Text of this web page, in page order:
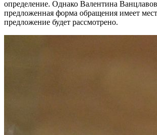
определение. Однако Валентина
предложенная форма обращения имеет
предложение будет рассмотрено.